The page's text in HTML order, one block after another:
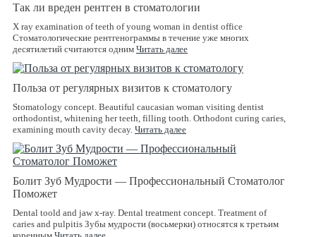
Так ли вреден рентген в стоматологии
X ray examination of teeth of young woman in dentist office
Стоматологические рентгенограммы в течение уже многих
десятилетий считаются одним Читать далее
Польза от регулярных визитов к стоматологу
Stomatology concept. Beautiful caucasian woman visiting dentist
orthodontist, whitening her teeth, filling tooth. Orthodont curing caries,
examining mouth cavity decay. Читать далее
Болит Зуб Мудрости — Профессиональный Стоматолог
Поможет
Dental toold and jaw x-ray. Dental treatment concept. Treatment of
caries and pulpitis Зубы мудрости (восьмерки) относятся к третьим